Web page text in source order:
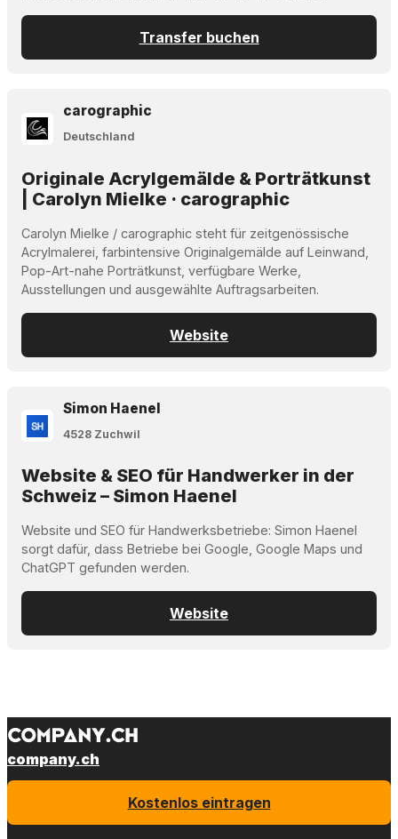
Transfer buchen
carographic
Deutschland
Originale Acrylgemälde & Porträtkunst
| Carolyn Mielke · carographic
Carolyn Mielke / carographic steht für zeitgenössische
Acrylmalerei, farbintensive Originalgemälde auf Leinwand,
Pop-Art-nahe Porträtkunst, verfügbare Werke,
Ausstellungen und ausgewählte Auftragsarbeiten.
Website
Simon Haenel
4528 Zuchwil
Website & SEO für Handwerker in der
Schweiz – Simon Haenel
Website und SEO für Handwerksbetriebe: Simon Haenel
sorgt dafür, dass Betriebe bei Google, Google Maps und
ChatGPT gefunden werden.
Website
company.ch
Kostenlos eintragen